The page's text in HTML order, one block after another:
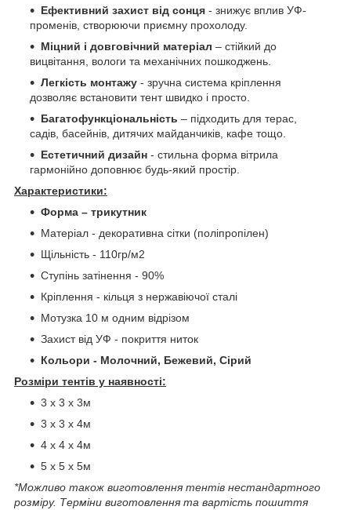
Ефективний захист від сонця - знижує вплив УФ-
променів, створюючи приємну прохолоду.
Міцний і довговічний матеріал – стійкий до
вицвітання, вологи та механічних пошкоджень.
Легкість монтажу - зручна система кріплення
дозволяє встановити тент швидко і просто.
Багатофункціональність – підходить для терас,
садів, басейнів, дитячих майданчиків, кафе тощо.
Естетичний дизайн - стильна форма вітрила
гармонійно доповнює будь-який простір.
Характеристики:
Форма – трикутник
Матеріал - декоративна сітки (поліпропілен)
Щільність - 110гр/м2
Ступінь затінення - 90%
Кріплення - кільця з нержавіючої сталі
Мотузка 10 м одним відрізом
Захист від УФ - покриття ниток
Кольори - Молочний, Бежевий, Сірий
Розміри тентів у наявності:
3 х 3 х 3м
3 х 3 х 4м
4 х 4 х 4м
5 х 5 х 5м
*Можливо також виготовлення тентів нестандартного
розміру. Терміни виготовлення та вартість пошиття